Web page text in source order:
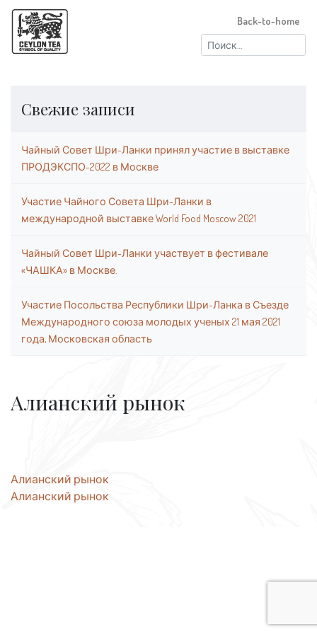
Найти:
Back-to-home
Свежие записи
Чайный Совет Шри-Ланки принял участие в выставке
ПРОДЭКСПО-2022 в Москве
Участие Чайного Совета Шри-Ланки в
международной выставке World Food Moscow 2021
Чайный Совет Шри-Ланки участвует в фестивале
«ЧАШКА» в Москве.
Участие Посольства Республики Шри-Ланка в Съезде
Международного союза молодых ученых 21 мая 2021
года, Московская область
Алианский рынок
Навигация
по
Алианский рынок
Алианский рынок